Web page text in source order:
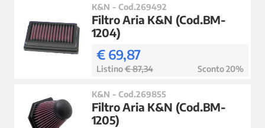
K&N - Cod.269492
Filtro Aria K&N (Cod.BM-
1204)
€ 69,87
Listino€ 87,34 Sconto 20%
K&N - Cod.269855
Filtro Aria K&N (Cod.BM-
1205)